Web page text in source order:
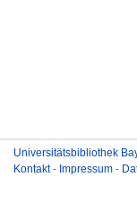
Universitätsbibliothek
Kontakt- Impressum -